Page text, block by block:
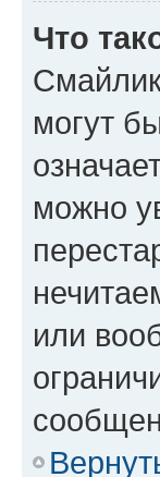
Что
могут
можно
или